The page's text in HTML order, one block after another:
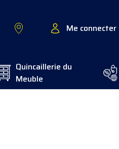
Me connecter
Quincaillerie du
Meuble